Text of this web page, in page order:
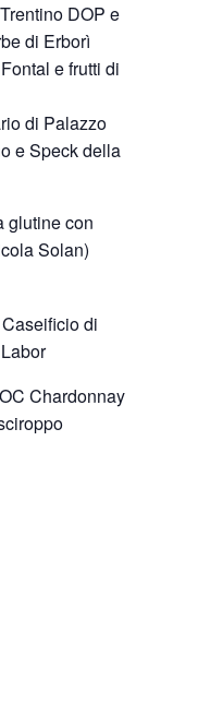
DOP e
di Erborì
e frutti di
di Palazzo
e Speck della
glutine con
Solan)
di
Chardonnay